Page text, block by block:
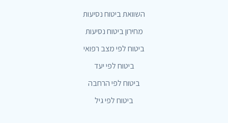
השוואת ביטוח נסיעות
מחירון ביטוח נסיעות
ביטוח לפי מצב רפואי
ביטוח לפי יעד
ביטוח לפי הרחבה
ביטוח לפי גיל